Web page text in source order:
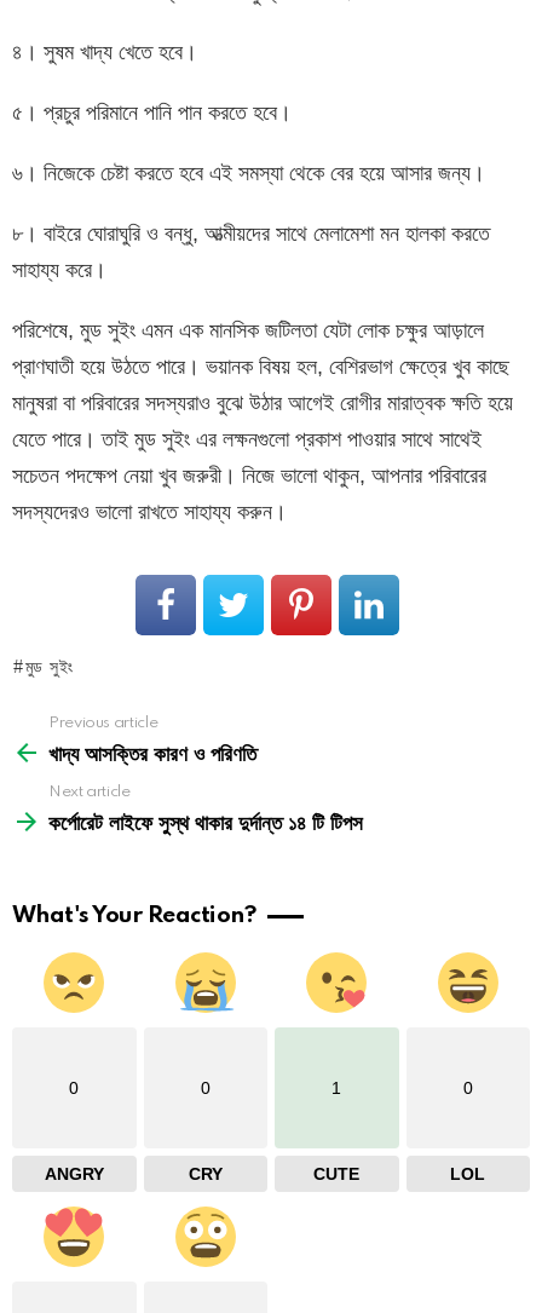
৪। সুষম খাদ্য খেতে হবে।
৫। প্রচুর পরিমানে পানি পান করতে হবে।
৬। নিজেকে চেষ্টা করতে হবে এই সমস্যা থেকে বের হয়ে আসার জন্য।
৮। বাইরে ঘোরাঘুরি ও বন্ধু, আত্মীয়দের সাথে মেলামেশা মন হালকা করতে
সাহায্য করে।
পরিশেষে, মুড সুইং এমন এক মানসিক জটিলতা যেটা লোক চক্ষুর আড়ালে
প্রাণঘাতী হয়ে উঠতে পারে। ভয়ানক বিষয় হল, বেশিরভাগ ক্ষেত্রে খুব কাছে
মানুষরা বা পরিবারের সদস্যরাও বুঝে উঠার আগেই রোগীর মারাত্বক ক্ষতি হয়ে
যেতে পারে। তাই মুড সুইং এর লক্ষনগুলো প্রকাশ পাওয়ার সাথে সাথেই
সচেতন পদক্ষেপ নেয়া খুব জরুরী। নিজে ভালো থাকুন, আপনার পরিবারের
সদস্যদেরও ভালো রাখতে সাহায্য করুন।
মুড সুইং
more
Previous article
খাদ্য আসক্তির কারণ ও পরিণতি
Next article
কর্পোরেট লাইফে সুস্থ থাকার দুর্দান্ত ১৪ টি টিপস
What's Your Reaction?
0
ANGRY
0
CRY
1
CUTE
0
LOL